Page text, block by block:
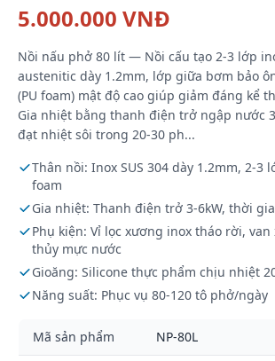
5.000.000 VNĐ
Nồi nấu phở 80 lít — Nồi cấu tạo 2-3 lớp
austenitic dày 1.2mm, lớp giữa bơm bảo
(PU foam) mật độ cao giúp giảm đáng kể
Gia nhiệt bằng thanh điện trở ngập nước
đạt nhiệt sôi trong 20-30 ph...
Thân nồi: Inox SUS 304 dày 1.2mm, 2-3
foam
Gia nhiệt: Thanh điện trở 3-6kW, thời
Phụ kiện: Vỉ lọc xương inox tháo rời, van
thủy mực nước
Gioăng: Silicone thực phẩm chịu nhiệt
Năng suất: Phục vụ 80-120 tô phở/ngày
Mã sản phẩm NP-80L